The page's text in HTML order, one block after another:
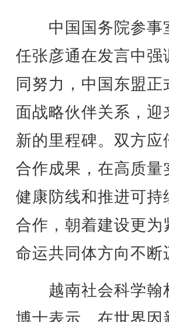
中国国务院参事
任张彦通在发言中
同努力，中国东盟
面战略伙伴关系，
新的里程碑。双方
合作成果，在高质
健康防线和推进可
合作，朝着建设更
命运共同体方向不断
越南社会科学翰
博士表示，在世界